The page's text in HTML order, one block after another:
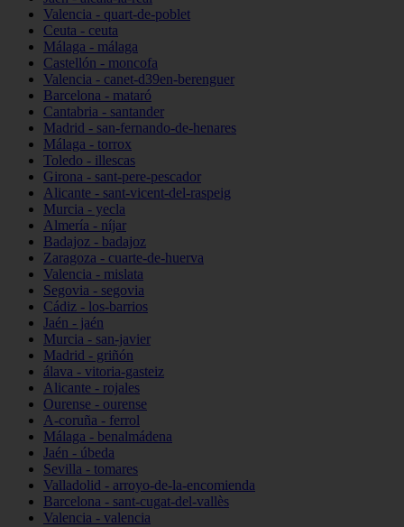
Valencia - quart-de-poblet
Ceuta - ceuta
Málaga - málaga
Castellón - moncofa
Valencia - canet-d39en-berenguer
Barcelona - mataró
Cantabria - santander
Madrid - san-fernando-de-henares
Málaga - torrox
Toledo - illescas
Girona - sant-pere-pescador
Alicante - sant-vicent-del-raspeig
Murcia - yecla
Almería - níjar
Badajoz - badajoz
Zaragoza - cuarte-de-huerva
Valencia - mislata
Segovia - segovia
Cádiz - los-barrios
Jaén - jaén
Murcia - san-javier
Madrid - griñón
álava - vitoria-gasteiz
Alicante - rojales
Ourense - ourense
A-coruña - ferrol
Málaga - benalmádena
Jaén - úbeda
Sevilla - tomares
Valladolid - arroyo-de-la-encomienda
Barcelona - sant-cugat-del-vallès
Valencia - valencia